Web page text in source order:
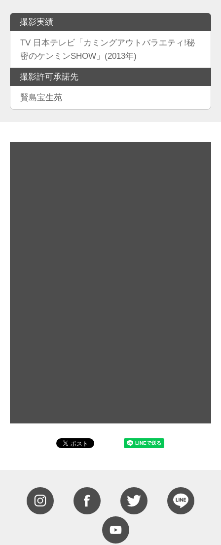
撮影実績
TV 日本テレビ「カミングアウトバラエティ!秘
密のケンミンSHOW」(2013年)
撮影許可承諾先
賢島宝生苑